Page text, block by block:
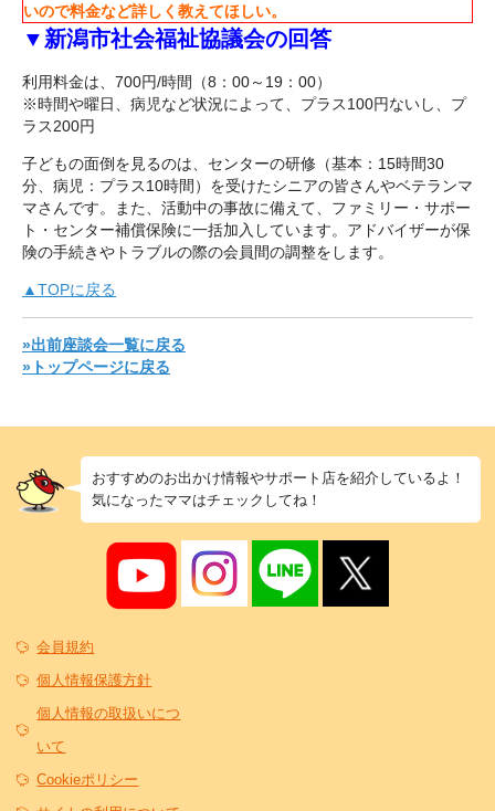
いので料金など詳しく教えてほしい。
▼新潟市社会福祉協議会の回答
利用料金は、700円/時間（8：00～19：00）
※時間や曜日、病児など状況によって、プラス100円ないし、プ
ラス200円
子どもの面倒を見るのは、センターの研修（基本：15時間30
分、病児：プラス10時間）を受けたシニアの皆さんやベテランマ
マさんです。また、活動中の事故に備えて、ファミリー・サポー
ト・センター補償保険に一括加入しています。アドバイザーが保
険の手続きやトラブルの際の会員間の調整をします。
▲TOPに戻る
»出前座談会一覧に戻る
»トップページに戻る
おすすめのお出かけ情報やサポート店を紹介しているよ！
気になったママはチェックしてね！
会員規約
個人情報保護方針
個人情報の取扱いにつ
いて
Cookieポリシー